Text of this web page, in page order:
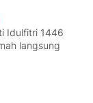
Idulfitri 1446
langsung